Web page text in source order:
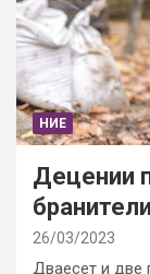
НИЕ
Децении
26/03/2023
Дваесет и две